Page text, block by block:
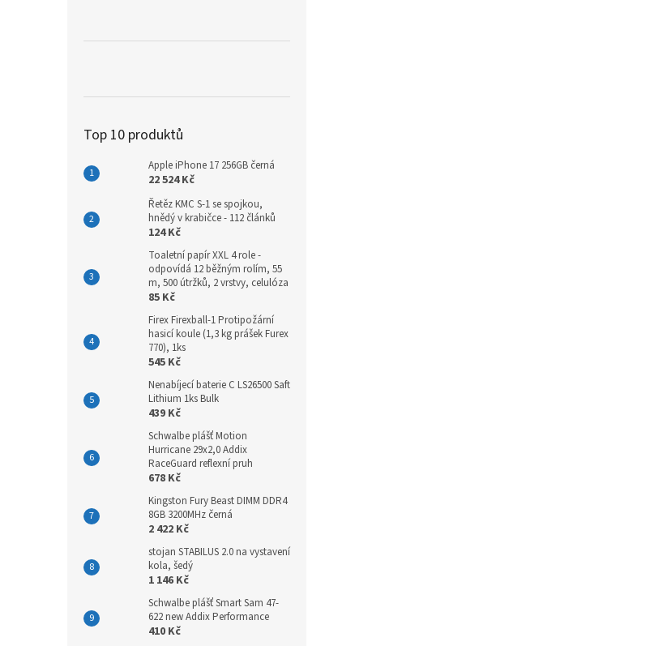
Top 10 produktů
Apple iPhone 17 256GB černá
22 524 Kč
Řetěz KMC S-1 se spojkou,
hnědý v krabičce - 112 článků
124 Kč
Toaletní papír XXL 4 role -
odpovídá 12 běžným rolím, 55
m, 500 útržků, 2 vrstvy, celulóza
85 Kč
Firex Firexball-1 Protipožární
hasicí koule (1,3 kg prášek Furex
770), 1ks
545 Kč
Nenabíjecí baterie C LS26500 Saft
Lithium 1ks Bulk
439 Kč
Schwalbe plášť Motion
Hurricane 29x2,0 Addix
RaceGuard reflexní pruh
678 Kč
Kingston Fury Beast DIMM DDR4
8GB 3200MHz černá
2 422 Kč
stojan STABILUS 2.0 na vystavení
kola, šedý
1 146 Kč
Schwalbe plášť Smart Sam 47-
622 new Addix Performance
410 Kč